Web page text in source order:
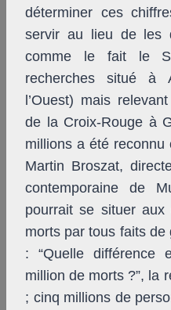
déterminer ces
servir au lieu de les
comme le fait le
recherches situé à
l’Ouest) mais
de la Croix-Rouge à
millions a été reconnu
Martin Broszat,
contemporaine de
pourrait se situer aux
morts par tous faits
: “Quelle différence
million de morts ?”, la
; cinq millions de